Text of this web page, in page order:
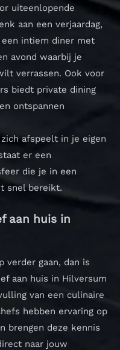
uiteenlopende
aan een verjaardag,
intiem diner met
avond waarbij je
verrassen. Ook voor
biedt private dining
ontspannen
afspeelt in je eigen
er een
die je in een
snel bereikt.
aan huis in
verder gaan, dan is
aan huis in Hilversum
van een culinaire
hebben ervaring op
brengen deze kennis
naar jouw